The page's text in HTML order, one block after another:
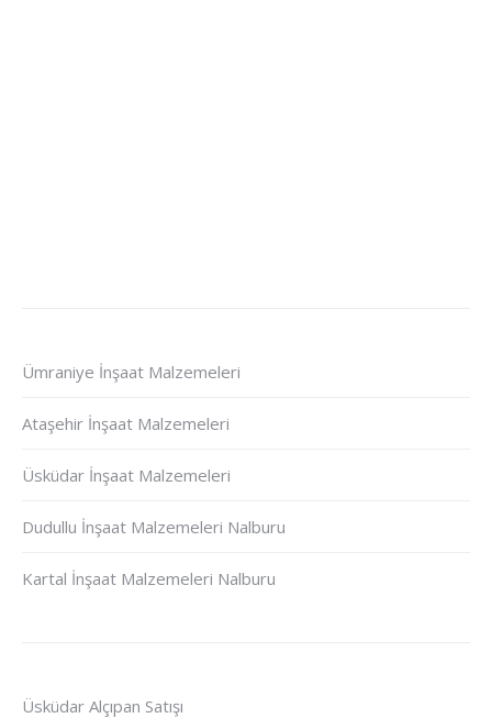
Ümraniye İnşaat Malzemeleri
Ataşehir İnşaat Malzemeleri
Üsküdar İnşaat Malzemeleri
Dudullu İnşaat Malzemeleri Nalburu
Kartal İnşaat Malzemeleri Nalburu
Üsküdar Alçıpan Satışı